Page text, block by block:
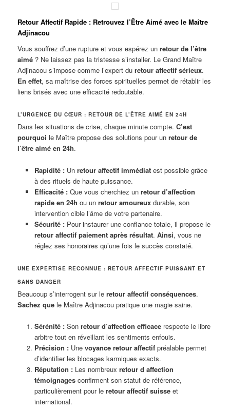
Retour Affectif Rapide : Retrouvez l’Être Aimé avec le Maître
Adjinacou
Vous souffrez d’une rupture et vous espérez unretour de l’être
aimé ? Ne laissez pas la tristesse s’installer. Le Grand Maître
Adjinacou s’impose comme l’expert duretour affectif sérieux.
En effet, sa maîtrise des forces spirituelles permet de rétablir les
liens brisés avec une efficacité redoutable.
L’URGENCE DU CŒUR : RETOUR DE L’ÊTRE AIMÉ EN 24H
Dans les situations de crise, chaque minute compte.C’est
pourquoi le Maître propose des solutions pour unretour de
l’être aimé en 24h.
Rapidité :Un retour affectif immédiatest possible grâce
à des rituels de haute puissance.
Efficacité :Que vous cherchiez un retour d’affection
rapide en 24h ou un retour amoureuxdurable, son
intervention cible l’âme de votre partenaire.
Sécurité :Pour instaurer une confiance totale, il propose le
retour affectif paiement après résultat. Ainsi, vous ne
réglez ses honoraires qu’une fois le succès constaté.
UNE EXPERTISE RECONNUE : RETOUR AFFECTIF PUISSANT ET
SANS DANGER
Beaucoup s’interrogent sur leretour affectif conséquences.
Sachez que le Maître Adjinacou pratique une magie saine.
Sérénité :Son retour d’affection efficacerespecte le libre
arbitre tout en réveillant les sentiments enfouis.
Précision :Une voyance retour affectifpréalable permet
d’identifier les blocages karmiques exacts.
Réputation :Les nombreux retour d affection
témoignagesconfirment son statut de référence,
particulièrement pour le retour affectif suisseet
international.